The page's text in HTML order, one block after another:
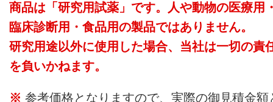
商品は「研究用試薬」です。人や動物の医療用
臨床診断用・食品用の製品ではありません。
研究用途以外に使用した場合、当社は一切の責
を負いかねます。
参考価格となりますので、実際の御見積金額